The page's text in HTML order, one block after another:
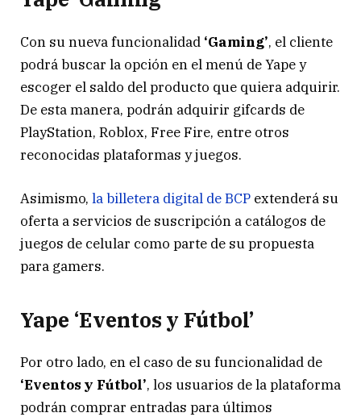
Con su nueva funcionalidad ‘Gaming’, el cliente
podrá buscar la opción en el menú de Yape y
escoger el saldo del producto que quiera adquirir.
De esta manera, podrán adquirir gifcards de
PlayStation, Roblox, Free Fire, entre otros
reconocidas plataformas y juegos.
Asimismo, la billetera digital de BCP extenderá su
oferta a servicios de suscripción a catálogos de
juegos de celular como parte de su propuesta
para gamers.
Yape ‘Eventos y Fútbol’
Por otro lado, en el caso de su funcionalidad de
‘Eventos y Fútbol’, los usuarios de la plataforma
podrán comprar entradas para últimos